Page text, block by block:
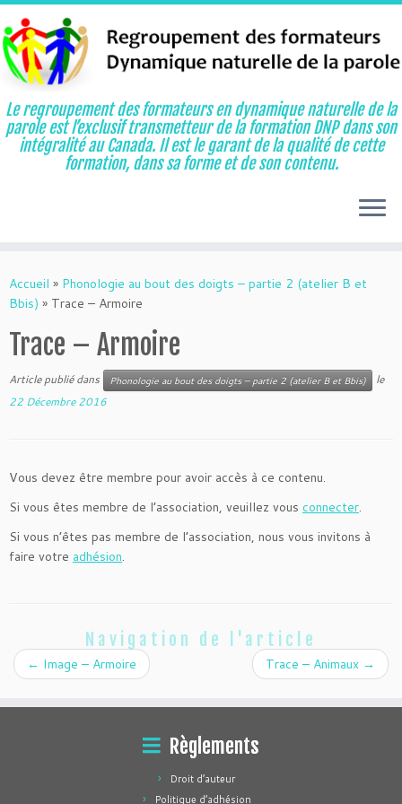
au
contenu
Le regroupement des formateurs en dynamique naturelle de la
parole est l’exclusif transmetteur de la formation DNP dans son
intégralité au Canada. Il est le garant de la qualité de cette
formation, dans sa forme et de son contenu.
Accueil » Phonologie au bout des doigts – partie 2 (atelier B et
Bbis) » Trace – Armoire
Trace – Armoire
Article publié dans Phonologie au bout des doigts – partie 2 (atelier B et Bbis)
le
22 Décembre 2016
Vous devez être membre pour avoir accès à ce contenu.
Si vous êtes membre de l’association, veuillez vous connecter.
Si vous n’êtes pas membre de l’association, nous vous invitons à
faire votre adhésion.
Navigation de l'article
← Image – Armoire Trace – Animaux →
Règlements
Droit d’auteur
Politique d’adhésion